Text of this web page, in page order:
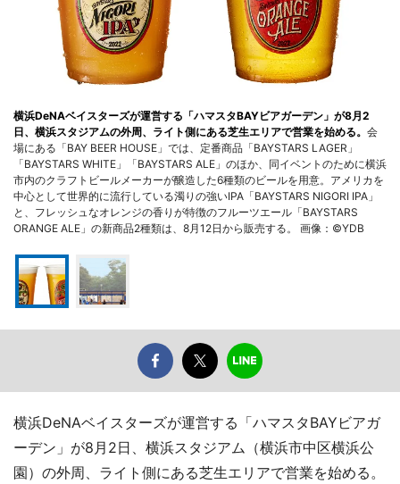
横浜DeNAベイスターズが運営する「ハマスタBAYビアガーデン」が8月2
日、横浜スタジアムの外周、ライト側にある芝生エリアで営業を始める。 会
場にある「BAY BEER HOUSE」では、定番商品「BAYSTARS LAGER」
「BAYSTARS WHITE」「BAYSTARS ALE」のほか、同イベントのために横浜
市内のクラフトビールメーカーが醸造した6種類のビールを用意。アメリカを
中心として世界的に流行している濁りの強いIPA「BAYSTARS NIGORI IPA」
と、フレッシュなオレンジの香りが特徴のフルーツエール「BAYSTARS
ORANGE ALE」の新商品2種類は、8月12日から販売する。 画像：©YDB
横浜DeNAベイスターズが運営する「ハマスタBAYビアガ
ーデン」が8月2日、横浜スタジアム（横浜市中区横浜公
園）の外周、ライト側にある芝生エリアで営業を始める。